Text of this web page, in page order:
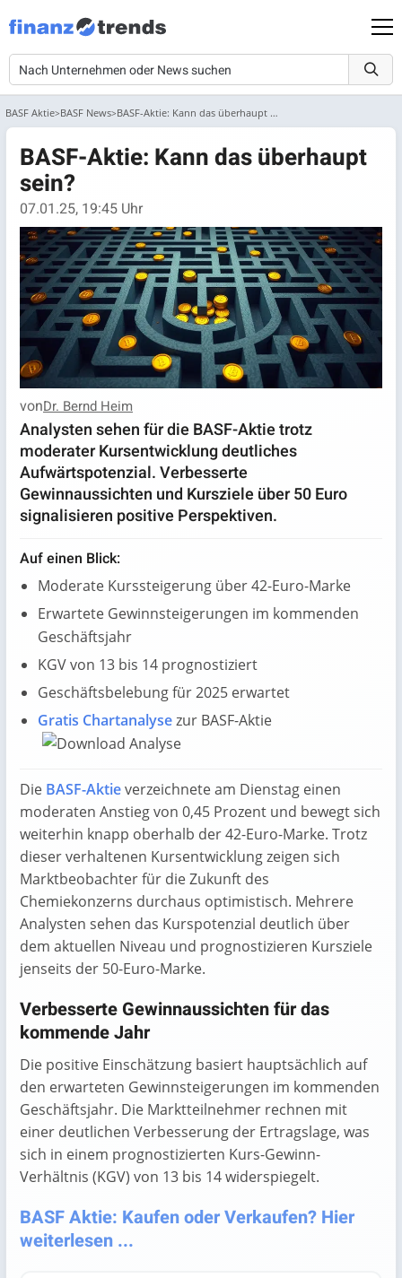
BASF Aktie BASF News BASF-Aktie: Kann das überhaupt sein?
BASF-Aktie: Kann das überhaupt
sein?
07.01.25, 19:45 Uhr
vonDr. Bernd Heim
Analysten sehen für die BASF-Aktie trotz
moderater Kursentwicklung deutliches
Aufwärtspotenzial. Verbesserte
Gewinnaussichten und Kursziele über 50 Euro
signalisieren positive Perspektiven.
Auf einen Blick:
Moderate Kurssteigerung über 42-Euro-Marke
Erwartete Gewinnsteigerungen im kommenden
Geschäftsjahr
KGV von 13 bis 14 prognostiziert
Geschäftsbelebung für 2025 erwartet
Gratis Chartanalysezur BASF-Aktie
Die BASF-Aktieverzeichnete am Dienstag einen
moderaten Anstieg von 0,45 Prozent und bewegt sich
weiterhin knapp oberhalb der 42-Euro-Marke. Trotz
dieser verhaltenen Kursentwicklung zeigen sich
Marktbeobachter für die Zukunft des
Chemiekonzerns durchaus optimistisch. Mehrere
Analysten sehen das Kurspotenzial deutlich über
dem aktuellen Niveau und prognostizieren Kursziele
jenseits der 50-Euro-Marke.
Verbesserte Gewinnaussichten für das
kommende Jahr
Die positive Einschätzung basiert hauptsächlich auf
den erwarteten Gewinnsteigerungen im kommenden
Geschäftsjahr. Die Marktteilnehmer rechnen mit
einer deutlichen Verbesserung der Ertragslage, was
sich in einem prognostizierten Kurs-Gewinn-
Verhältnis (KGV) von 13 bis 14 widerspiegelt.
BASF Aktie: Kaufen oder Verkaufen? Hier
weiterlesen ...